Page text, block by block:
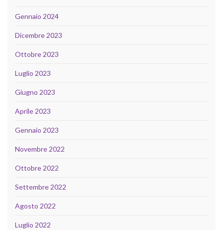
Gennaio 2024
Dicembre 2023
Ottobre 2023
Luglio 2023
Giugno 2023
Aprile 2023
Gennaio 2023
Novembre 2022
Ottobre 2022
Settembre 2022
Agosto 2022
Luglio 2022